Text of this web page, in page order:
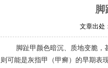
脚
文章出处
脚趾甲颜色暗沉、质地变脆，甚
则可能是灰指甲（甲癣）的早期表